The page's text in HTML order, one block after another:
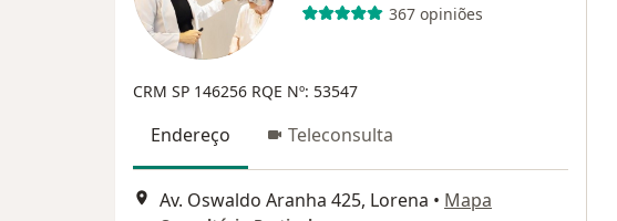
367 opiniões
CRM SP 146256 RQE Nº: 53547
Endereço Teleconsulta
Av. Oswaldo Aranha 425, Lorena • Mapa